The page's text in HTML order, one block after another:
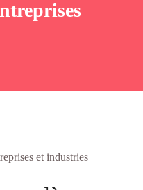
et industries